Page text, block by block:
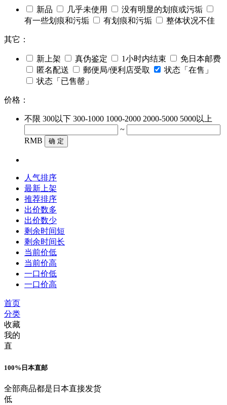
新品 几乎未使用
没有明显的划痕或污垢
有一些划痕和污垢
有划痕和污垢 整体状况不佳
其它：
新上架 真伪鉴定 1小时内结束
免日本邮费
匿名配送
郵便局/便利店受取
状态「在售」
状态「已售罄」
价格：
不限 300以下 300-1000 1000-2000 2000-5000 5000以上
~
RMB
确 定
人气排序
最新上架
推荐排序
出价数多
出价数少
剩余时间短
剩余时间长
当前价低
当前价高
一口价低
一口价高
首页
分类
收藏
我的
直
100%日本直邮
全部商品都是日本直接发货
低